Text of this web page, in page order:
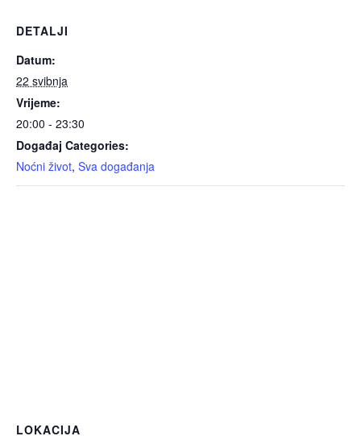
DETALJI
Datum:
22 svibnja
Vrijeme:
20:00 - 23:30
Događaj Categories:
Noćni život, Sva događanja
LOKACIJA